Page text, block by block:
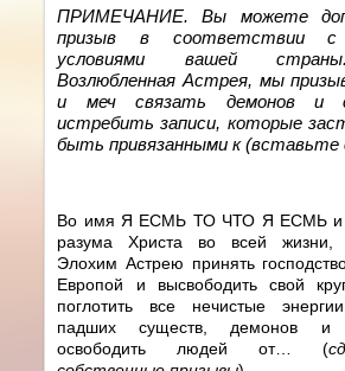
ПРИМЕЧАНИЕ. Вы можете
призыв в соответствии с
условиями вашей
Возлюбленная Астрея, мы
и меч связать демонов и
истребить записи, которые
быть привязанными к (вставьте
Во имя Я ЕСМЬ ТО ЧТО Я ЕСМЬ и
разума Христа во всей
Элохим Астрею принять
Европой и высвободить свой
поглотить все нечистые
падших существ, демонов и
освободить людей от… (